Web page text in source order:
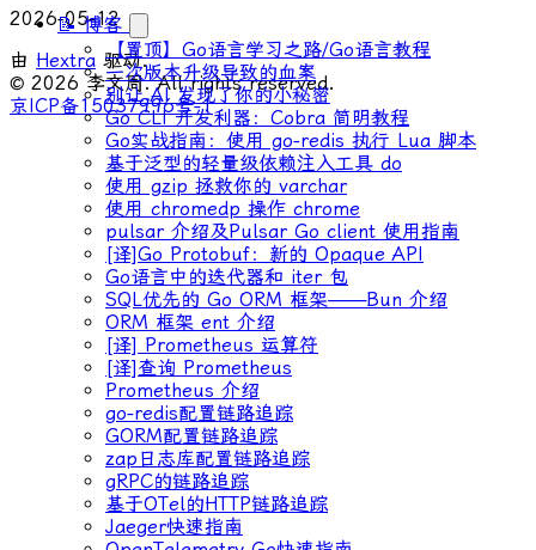
📝 博客
【置顶】Go语言学习之路/Go语言教程
一次版本升级导致的血案
别让 AI 发现了你的小秘密
Go CLI 开发利器：Cobra 简明教程
Go实战指南：使用 go-redis 执行 Lua 脚本
基于泛型的轻量级依赖注入工具 do
使用 gzip 拯救你的 varchar
使用 chromedp 操作 chrome
pulsar 介绍及Pulsar Go client 使用指南
[译]Go Protobuf：新的 Opaque API
Go语言中的迭代器和 iter 包
SQL优先的 Go ORM 框架——Bun 介绍
ORM 框架 ent 介绍
[译] Prometheus 运算符
[译]查询 Prometheus
Prometheus 介绍
go-redis配置链路追踪
GORM配置链路追踪
zap日志库配置链路追踪
gRPC的链路追踪
基于OTel的HTTP链路追踪
Jaeger快速指南
2026-05-12
由 Hextra 驱动.
© 2026 李文周. All rights reserved.
京ICP备15037996号-1